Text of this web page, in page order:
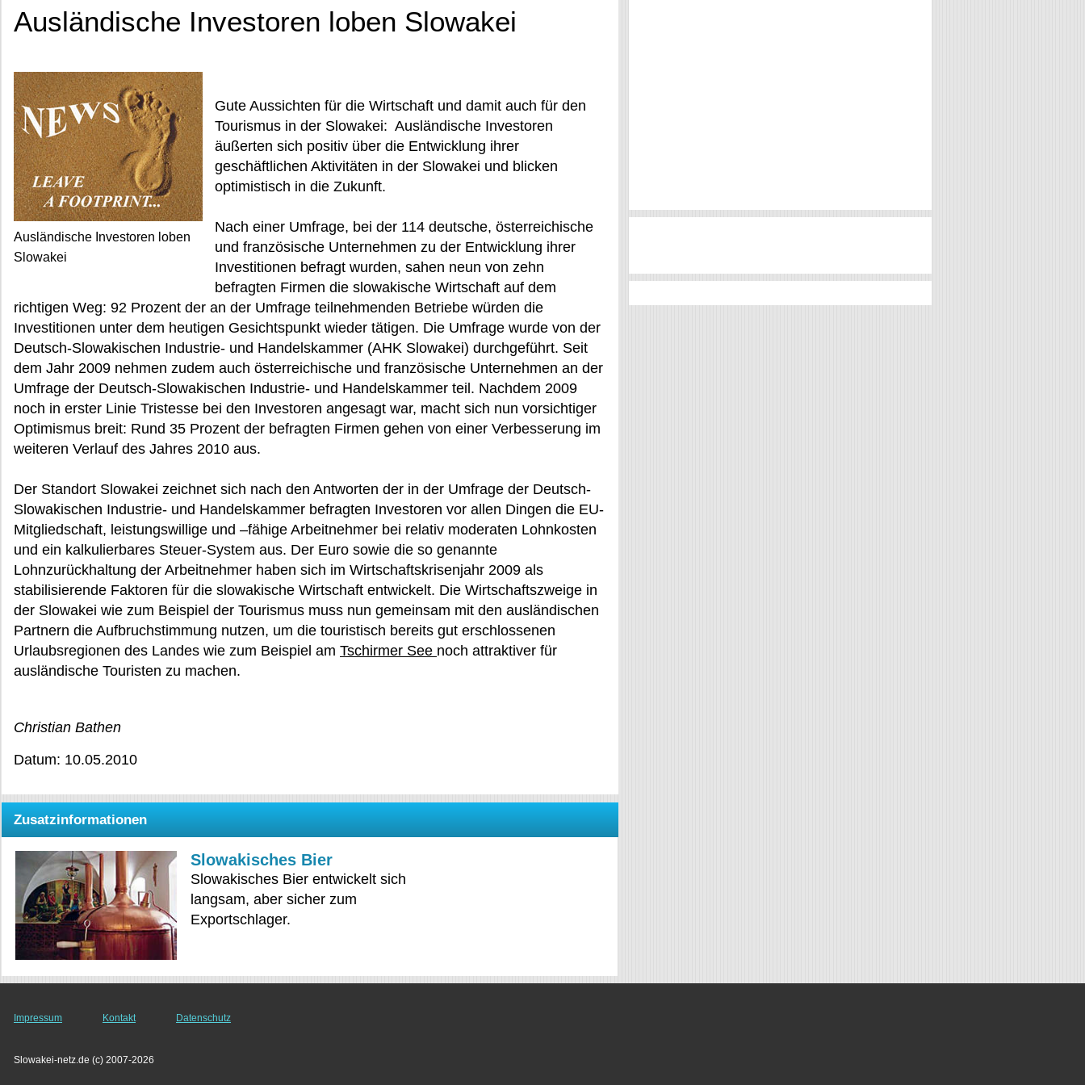
Ausländische Investoren loben Slowakei
Ausländische Investoren loben
Slowakei
Gute Aussichten für die Wirtschaft und damit auch für den
Tourismus in der Slowakei: Ausländische Investoren
äußerten sich positiv über die Entwicklung ihrer
geschäftlichen Aktivitäten in der Slowakei und blicken
optimistisch in die Zukunft.
Nach einer Umfrage, bei der 114 deutsche, österreichische
und französische Unternehmen zu der Entwicklung ihrer
Investitionen befragt wurden, sahen neun von zehn
befragten Firmen die slowakische Wirtschaft auf dem
richtigen Weg: 92 Prozent der an der Umfrage teilnehmenden Betriebe würden die
Investitionen unter dem heutigen Gesichtspunkt wieder tätigen. Die Umfrage wurde von der
Deutsch-Slowakischen Industrie- und Handelskammer (AHK Slowakei) durchgeführt. Seit
dem Jahr 2009 nehmen zudem auch österreichische und französische Unternehmen an der
Umfrage der Deutsch-Slowakischen Industrie- und Handelskammer teil. Nachdem 2009
noch in erster Linie Tristesse bei den Investoren angesagt war, macht sich nun vorsichtiger
Optimismus breit: Rund 35 Prozent der befragten Firmen gehen von einer Verbesserung im
weiteren Verlauf des Jahres 2010 aus.
Der Standort Slowakei zeichnet sich nach den Antworten der in der Umfrage der Deutsch-
Slowakischen Industrie- und Handelskammer befragten Investoren vor allen Dingen die EU-
Mitgliedschaft, leistungswillige und –fähige Arbeitnehmer bei relativ moderaten Lohnkosten
und ein kalkulierbares Steuer-System aus. Der Euro sowie die so genannte
Lohnzurückhaltung der Arbeitnehmer haben sich im Wirtschaftskrisenjahr 2009 als
stabilisierende Faktoren für die slowakische Wirtschaft entwickelt. Die Wirtschaftszweige in
der Slowakei wie zum Beispiel der Tourismus muss nun gemeinsam mit den ausländischen
Partnern die Aufbruchstimmung nutzen, um die touristisch bereits gut erschlossenen
Urlaubsregionen des Landes wie zum Beispiel am Tschirmer See noch attraktiver für
ausländische Touristen zu machen.
Christian Bathen
Datum: 10.05.2010
Zusatzinformationen
Slowakisches Bier
Slowakisches Bier entwickelt sich
langsam, aber sicher zum
Exportschlager.
Impressum Kontakt Datenschutz
Slowakei-netz.de (c) 2007-2026